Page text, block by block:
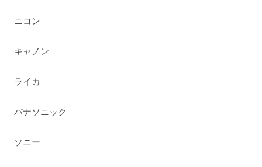
ニコン
キャノン
ライカ
パナソニック
ソニー